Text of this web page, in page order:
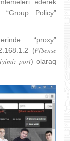
edərək
“Group Policy”
“proxy”
(PfSense
port) olaraq